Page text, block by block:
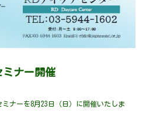
ナー開催
ナーを8月23日（日）に開催いたしま